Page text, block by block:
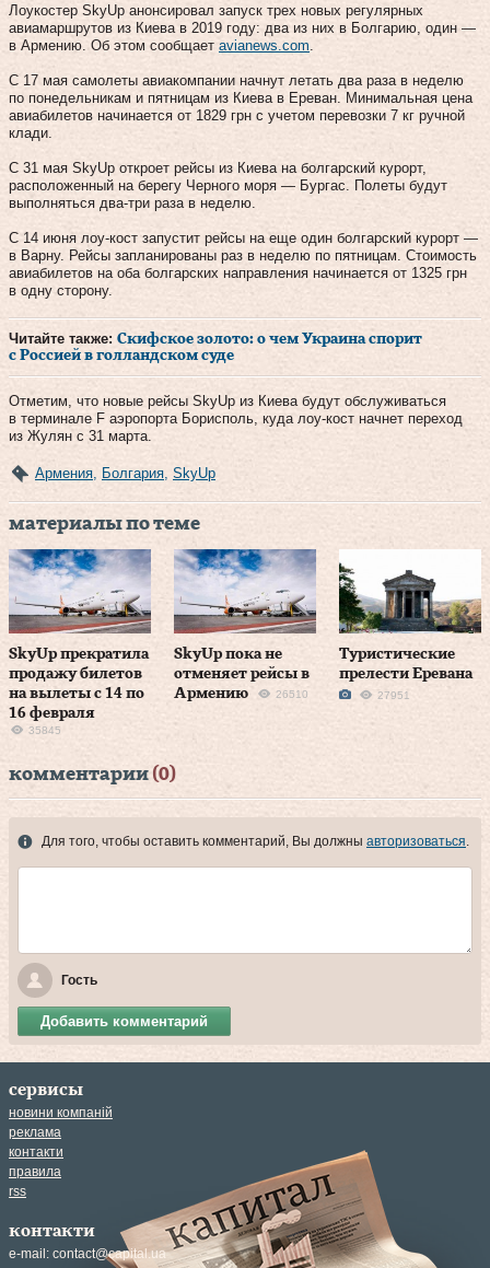
Лоукостер SkyUp анонсировал запуск трех новых регулярных
авиамаршрутов из Киева в 2019 году: два из них в Болгарию, один —
в Армению. Об этом сообщает avianews.com
С 17 мая самолеты авиакомпании начнут летать два раза в неделю
по понедельникам и пятницам из Киева в Ереван. Минимальная цена
авиабилетов начинается от 1829 грн с учетом перевозки 7 кг ручной
клади.
С 31 мая SkyUp откроет рейсы из Киева на болгарский курорт,
расположенный на берегу Черного моря — Бургас. Полеты будут
выполняться два-три раза в неделю.
С 14 июня лоу-кост запустит рейсы на еще один болгарский курорт —
в Варну. Рейсы запланированы раз в неделю по пятницам. Стоимость
авиабилетов на оба болгарских направления начинается от 1325 грн
в одну сторону.
Читайте также: Скифское золото: о чем Украина спорит
с Россией в голландском суде
Отметим, что новые рейсы SkyUp из Киева будут обслуживаться
в терминале F аэропорта Борисполь, куда лоу-кост начнет переход
из Жулян с 31 марта.
Армения Болгария SkyUp
материалы по теме
SkyUp прекратила
продажу билетов
на вылеты с 14 по
16 февраля
35845
SkyUp пока не
отменяет рейсы в
Армению
26510
Туристические
прелести Еревана
27951
комментарии (0)
Для того, чтобы оставить комментарий, Вы должны авторизоваться.
Гость
Добавить комментарий
сервисы
новини компаній
реклама
контакти
правила
rss
контакти
e-mail: contact@capital.ua